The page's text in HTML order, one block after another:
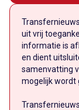
uit vrij
informatie is
en dient
samenvatting
mogelijk wordt